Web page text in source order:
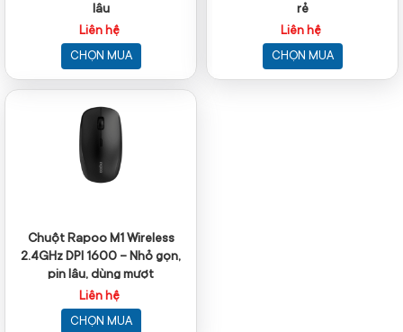
lâu
Liên hệ
CHỌN MUA
rẻ
Liên hệ
CHỌN MUA
Chuột Rapoo M1 Wireless
2.4GHz DPI 1600 – Nhỏ gọn,
pin lâu, dùng mượt
Liên hệ
CHỌN MUA